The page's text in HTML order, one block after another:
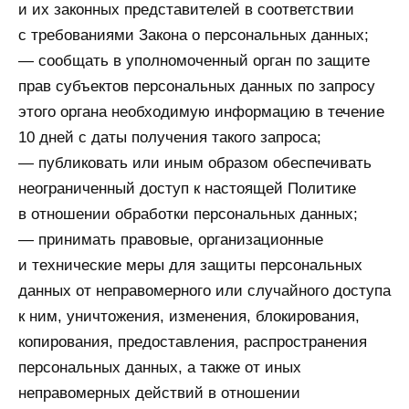
и их законных представителей в соответствии
с требованиями Закона о персональных данных;
— сообщать в уполномоченный орган по защите
прав субъектов персональных данных по запросу
этого органа необходимую информацию в течение
10 дней с даты получения такого запроса;
— публиковать или иным образом обеспечивать
неограниченный доступ к настоящей Политике
в отношении обработки персональных данных;
— принимать правовые, организационные
и технические меры для защиты персональных
данных от неправомерного или случайного доступа
к ним, уничтожения, изменения, блокирования,
копирования, предоставления, распространения
персональных данных, а также от иных
неправомерных действий в отношении